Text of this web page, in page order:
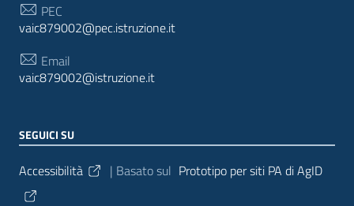
PEC
vaic879002@pec.istruzione.it
Email
vaic879002@istruzione.it
SEGUICI SU
Sezione Link Utili
Accessibilità | Basato sul Prototipo per siti PA di AgID